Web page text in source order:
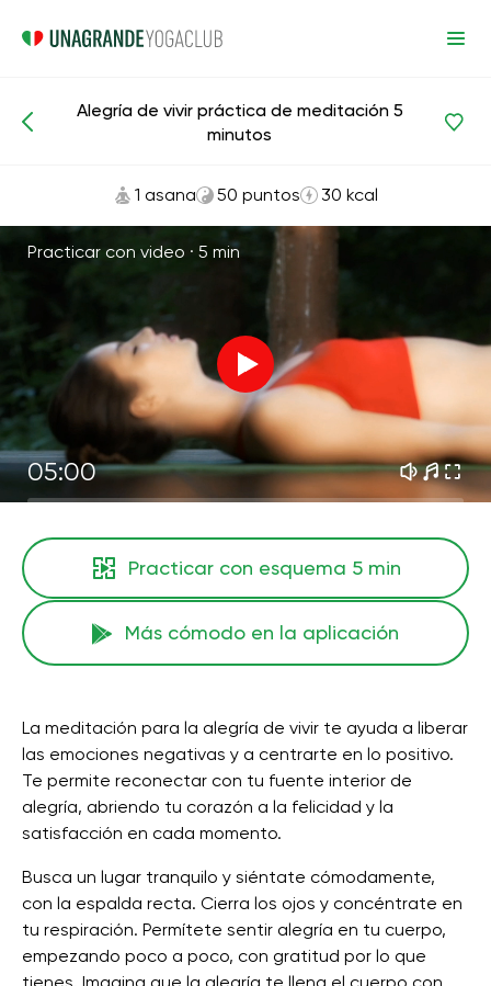
Meditaciones y respiración Felicidad
Alegría de vivir práctica de meditación 5
minutos
1 asana 50 puntos 30 kcal
Practicar con video · 5 min
05:00
Practicar con esquema 5 min
Más cómodo en la aplicación
La meditación para la alegría de vivir te ayuda a liberar
las emociones negativas y a centrarte en lo positivo.
Te permite reconectar con tu fuente interior de
alegría, abriendo tu corazón a la felicidad y la
satisfacción en cada momento.
Busca un lugar tranquilo y siéntate cómodamente,
con la espalda recta. Cierra los ojos y concéntrate en
tu respiración. Permítete sentir alegría en tu cuerpo,
empezando poco a poco, con gratitud por lo que